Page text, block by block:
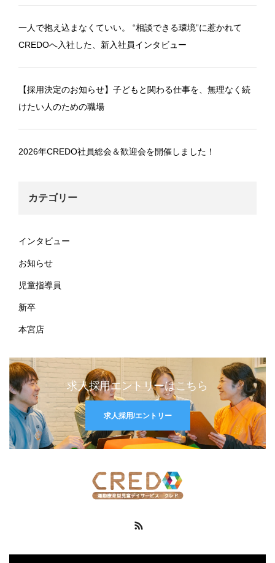
一人で抱え込まなくていい。 “相談できる環境”に惹かれて
CREDOへ入社した、新入社員インタビュー
【採用決定のお知らせ】子どもと関わる仕事を、無理なく続
けたい人のための職場
2026年CREDO社員総会＆歓迎会を開催しました！
カテゴリー
インタビュー
お知らせ
児童指導員
新卒
本宮店
求人採用エントリーはこちら
求人採用/エントリー